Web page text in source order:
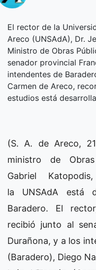
El rector de la
Areco (UNSAdA), Dr.
Ministro de Obras
senador provincial
intendentes de
Carmen de Areco,
estudios está
(S. A. de Areco,
ministro de
Gabriel
la UNSAdA está
Baradero. El
recibió junto al
Durañona, y a los
(Baradero), Diego